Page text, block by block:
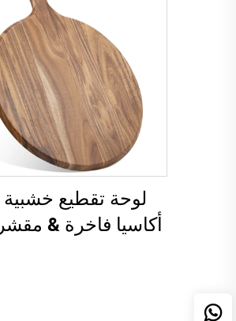
لوحة تقطيع
أكاسيا فاخرة & مقشر